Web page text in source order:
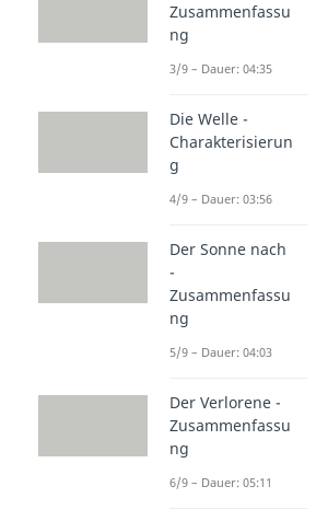
Zusammenfassu
ng
3/9 – Dauer: 04:35
Die Welle -
Charakterisierun
g
4/9 – Dauer: 03:56
Der Sonne nach
-
Zusammenfassu
ng
5/9 – Dauer: 04:03
Der Verlorene -
Zusammenfassu
ng
6/9 – Dauer: 05:11